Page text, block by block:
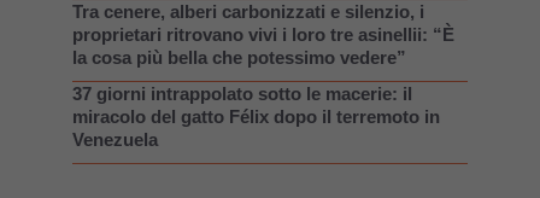
Tra cenere, alberi carbonizzati e silenzio, i
proprietari ritrovano vivi i loro tre asinellii: “È
la cosa più bella che potessimo vedere”
37 giorni intrappolato sotto le macerie: il
miracolo del gatto Félix dopo il terremoto in
Venezuela